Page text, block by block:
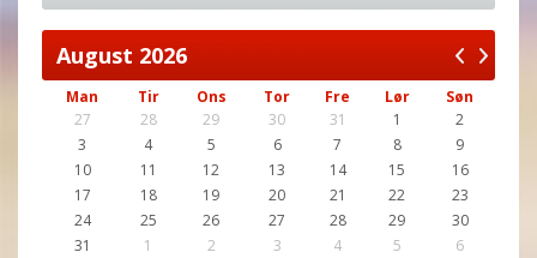
August 2026
Man Tir Ons Tor Fre Lør
Søn
27
28 29 30 31 1
2
3
4 5 6 7 8
9
10
11 12 13 14 15
16
17
18 19 20 21 22
23
24
25 26 27 28 29
30
31
1 2 3 4 5 6